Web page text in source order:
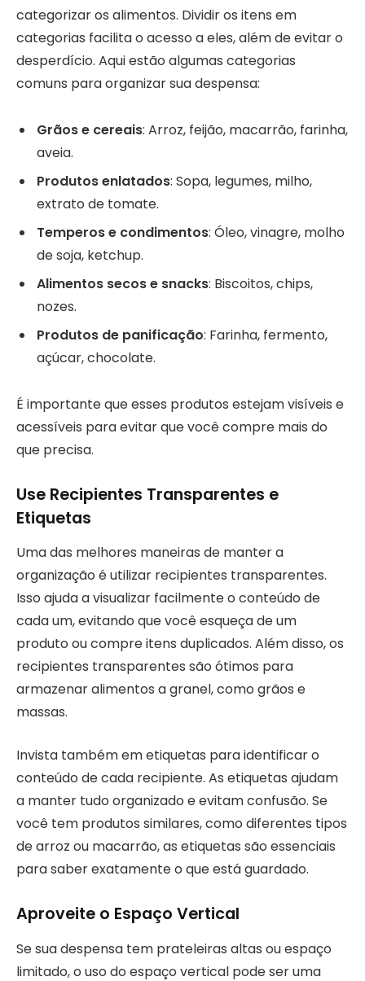
categorizar os alimentos. Dividir os itens em
categorias facilita o acesso a eles, além de evitar o
desperdício. Aqui estão algumas categorias
comuns para organizar sua despensa:
Grãos e cereais: Arroz, feijão, macarrão, farinha,
aveia.
Produtos enlatados: Sopa, legumes, milho,
extrato de tomate.
Temperos e condimentos: Óleo, vinagre, molho
de soja, ketchup.
Alimentos secos e snacks: Biscoitos, chips,
nozes.
Produtos de panificação: Farinha, fermento,
açúcar, chocolate.
É importante que esses produtos estejam visíveis e
acessíveis para evitar que você compre mais do
que precisa.
Use Recipientes Transparentes e
Etiquetas
Uma das melhores maneiras de manter a
organização é utilizar recipientes transparentes.
Isso ajuda a visualizar facilmente o conteúdo de
cada um, evitando que você esqueça de um
produto ou compre itens duplicados. Além disso, os
recipientes transparentes são ótimos para
armazenar alimentos a granel, como grãos e
massas.
Invista também em etiquetas para identificar o
conteúdo de cada recipiente. As etiquetas ajudam
a manter tudo organizado e evitam confusão. Se
você tem produtos similares, como diferentes tipos
de arroz ou macarrão, as etiquetas são essenciais
para saber exatamente o que está guardado.
Aproveite o Espaço Vertical
Se sua despensa tem prateleiras altas ou espaço
limitado, o uso do espaço vertical pode ser uma